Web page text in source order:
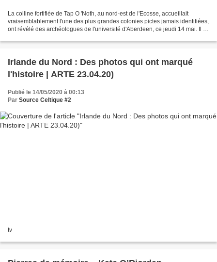
La colline fortifiée de Tap O 'Noth, au nord-est de l'Ecosse, accueillait
vraisemblablement l'une des plus grandes colonies pictes jamais identifiées,
ont révélé des archéologues de l'université d'Aberdeen, ce jeudi 14 mai. Il y
Irlande du Nord : Des photos qui ont marqué
l'histoire | ARTE 23.04.20)
Publié le 14/05/2020 à 00:13
Par Source Celtique #2
tv